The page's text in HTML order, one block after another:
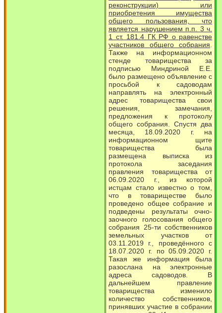
реконструкции) или
приобретения имущества
общего пользования, что
является нарушением п.п. 3 ч.
1 ст. 181.4 ГК РФ о равенстве
участников общего собрания
Также на информационном
стенде товарищества за
подписью Миндриной Е.Е.
было размещено объявление с
просьбой к садоводам
направлять на электронный
адрес товарищества свои
решения, замечания,
предложения к протоколу
общего собрания. Спустя два
месяца, 18.09.2020 г. на
информационном щите
товарищества была
размещена выписка из
протокола заседания
правления товарищества от
06.09.2020 г., из которой
истцам стало известно о том,
что в товариществе было
проведено общее собрание и
подведены результаты очно-
заочного голосования общего
собрания 25-ти собственников
земельных участков от
03.11.2019 г., проведённого с
18.07.2020 г. по 05.09.2020 г.
Такая же информация была
разослана на электронные
адреса садоводов. В
дальнейшем правление
товарищества изменило
количество собственников,
принявших участие в собрании